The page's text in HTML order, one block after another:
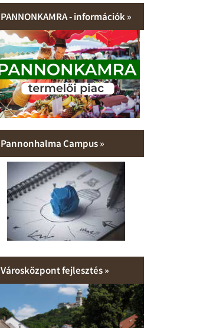
PANNONKAMRA - információk »
Pannonhalma Campus »
Városközpont fejlesztés »